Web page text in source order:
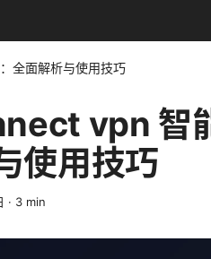
全面解析与使用技巧
vpn 智
使用技巧
· 3 min